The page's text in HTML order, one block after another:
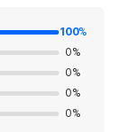
100%
0%
0%
0%
0%